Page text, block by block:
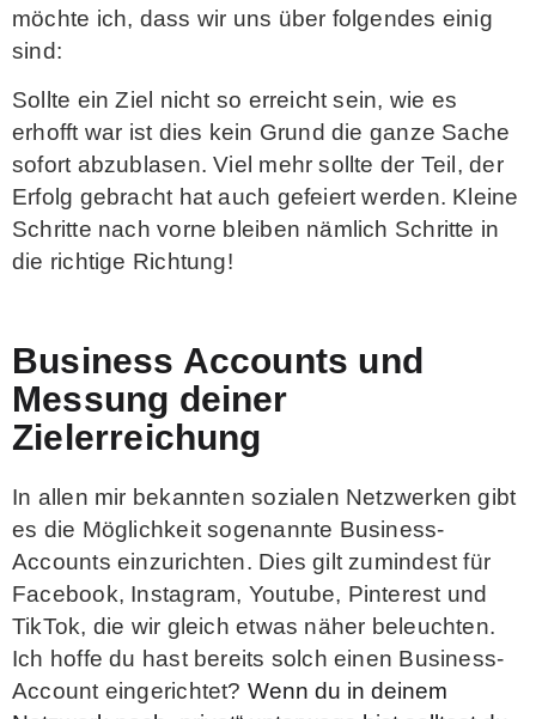
möchte ich, dass wir uns über folgendes einig
sind:
Sollte ein Ziel nicht so erreicht sein, wie es
erhofft war ist dies kein Grund die ganze Sache
sofort abzublasen. Viel mehr sollte der Teil, der
Erfolg gebracht hat auch gefeiert werden. Kleine
Schritte nach vorne bleiben nämlich Schritte in
die richtige Richtung!
Business Accounts und
Messung deiner
Zielerreichung
In allen mir bekannten sozialen Netzwerken gibt
es die Möglichkeit sogenannte Business-
Accounts einzurichten. Dies gilt zumindest für
Facebook, Instagram, Youtube, Pinterest und
TikTok, die wir gleich etwas näher beleuchten.
Ich hoffe du hast bereits solch einen Business-
Account eingerichtet? Wenn du in deinem